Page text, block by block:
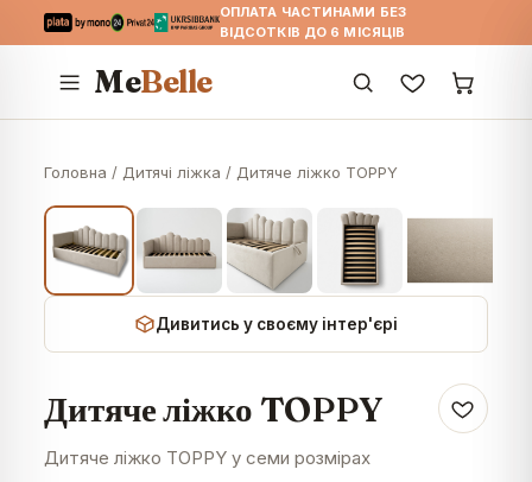
ОПЛАТА ЧАСТИНАМИ БЕЗ
ВІДСОТКІВ ДО 6 МІСЯЦІВ
MeBelle
Головна / Дитячі ліжка / Дитяче ліжко TOPPY
Дивитись у своєму інтер'єрі
Дитяче ліжко TOPPY
Дитяче ліжко TOPPY у семи розмірах